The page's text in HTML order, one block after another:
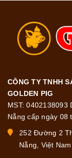
CÔNG TY TNHH
GOLDEN PIG
MST:
Nẵng cấp ngày 08
252 Đường 2
Nẵng, Việt